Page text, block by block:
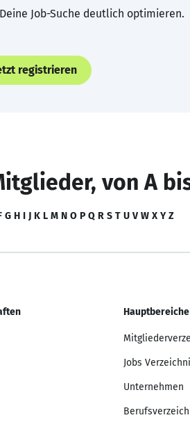
Job-Suche deutlich optimieren.
registrieren
von A
G H I J K L M N O P Q R S T U V W X Y Z
Hauptbereiche
Jobs
Unternehmen